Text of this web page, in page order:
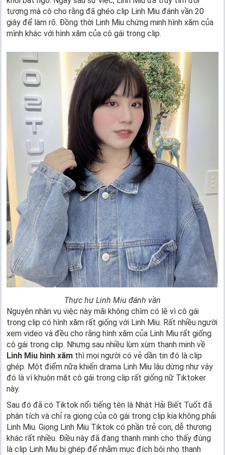
tượng mà cô cho rằng đã ghéo clip Linh Miu đánh vần 20
giây để làm rõ. Đồng thời Linh Miu chứng minh hình xăm của
mình khác với hình xăm của cô gái trong clip.
Thực hư Linh Miu đánh vần
Nguyên nhân vụ việc này mãi không chìm có lẽ vì cô gái
trong clip có hình xăm rất giống với Linh Miu. Rất nhiều người
xem video và đều cho rằng hình xăm của Linh Miu rất giống
cô gái trong clip. Nhưng sau nhiều lùm xùm thanh minh về
Linh Miu hình xăm thì mọi người có vẻ dần tin đó là clip
ghép. Một điểm nữa khiến drama Linh Miu lâu dừng như vậy
đó là vì khuôn mặt cô gái trong clip rất giống nữ Tiktoker
này.
Sau đó đã có Tiktok nổi tiếng tên là Nhật Hải Biết Tuốt đã
phân tích và chỉ ra giọng của cô gái trong clip kia không phải
Linh Miu. Giọng Linh Miu Tiktok có phần trẻ con, dễ thương
khác rất nhiều. Điều này đã đang thanh minh cho thấy đúng
là clip Linh Miu bị ghép để nhằm mục đích bôi nhọ thanh